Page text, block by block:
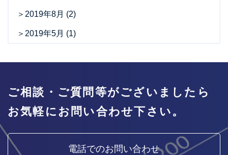
2019年8月 (2)
2019年5月 (1)
ご相談・ご質問等がございましたら
お気軽にお問い合わせ下さい。
電話でのお問い合わせ